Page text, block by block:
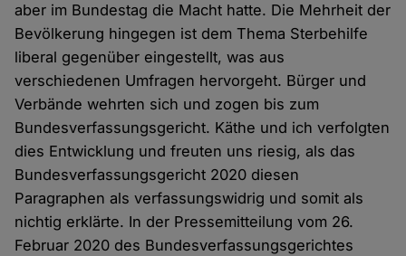
aber im Bundestag die Macht hatte. Die Mehrheit der
Bevölkerung hingegen ist dem Thema Sterbehilfe
liberal gegenüber eingestellt, was aus
verschiedenen Umfragen hervorgeht. Bürger und
Verbände wehrten sich und zogen bis zum
Bundesverfassungsgericht. Käthe und ich verfolgten
dies Entwicklung und freuten uns riesig, als das
Bundesverfassungsgericht 2020 diesen
Paragraphen als verfassungswidrig und somit als
nichtig erklärte. In der Pressemitteilung vom 26.
Februar 2020 des Bundesverfassungsgerichtes